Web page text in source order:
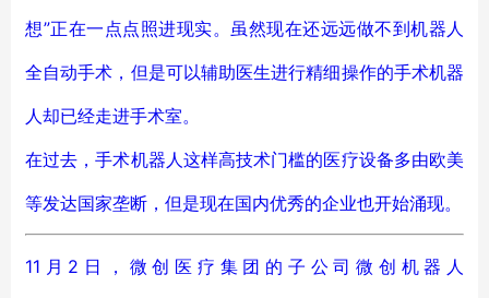
想”正在一点点照进现实。虽然现在还远远做不到机器人
全自动手术，但是可以辅助医生进行精细操作的手术机器
人却已经走进手术室。
在过去，手术机器人这样高技术门槛的医疗设备多由欧美
等发达国家垄断，但是现在国内优秀的企业也开始涌现。
11月2日，微创医疗集团的子公司微创机器人